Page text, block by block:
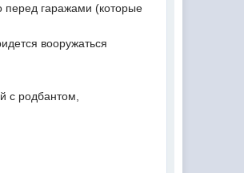
перед гаражами (которые
вооружаться
с родбантом,